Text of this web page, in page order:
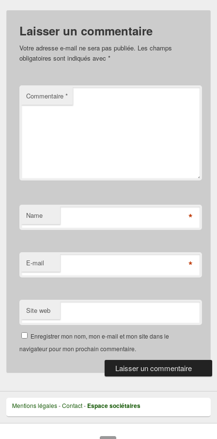
Laisser un commentaire
Votre adresse e-mail ne sera pas publiée. Les champs
obligatoires sont indiqués avec*
Commentaire*
Name *
E-mail *
Site web
Enregistrer mon nom, mon e-mail et mon site dans le
navigateur pour mon prochain commentaire.
Mentions légales-Contact- Espace sociétaires